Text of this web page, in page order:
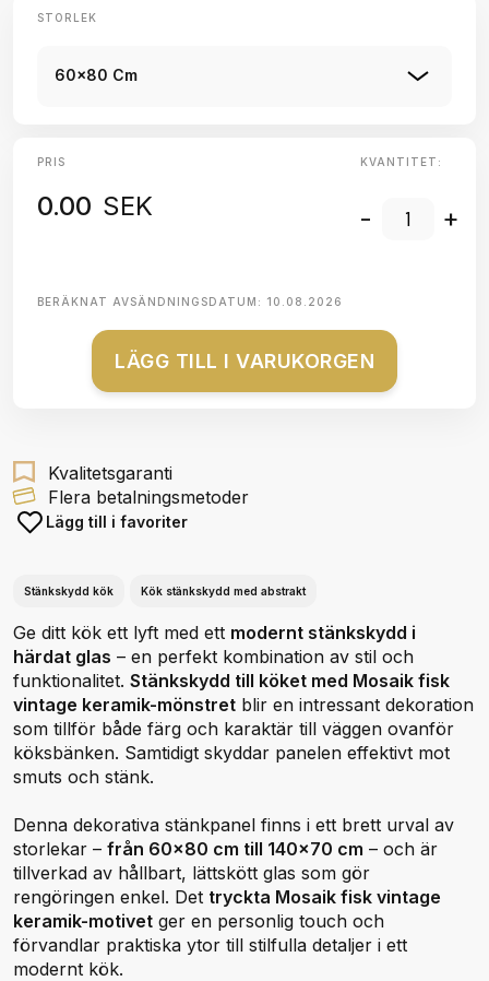
STORLEK
60x80 Cm
PRIS
0.00 SEK
KVANTITET:
- +
BERÄKNAT AVSÄNDNINGSDATUM: 10.08.2026
LÄGG TILL I VARUKORGEN
Kvalitetsgaranti
Flera betalningsmetoder
Lägg till i favoriter
Stänkskydd kök Kök stänkskydd med abstrakt
Ge ditt kök ett lyft med ett modernt stänkskydd i
härdat glas – en perfekt kombination av stil och
funktionalitet. Stänkskydd till köket med Mosaik fisk
vintage keramik-mönstret blir en intressant dekoration
som tillför både färg och karaktär till väggen ovanför
köksbänken. Samtidigt skyddar panelen effektivt mot
smuts och stänk.
Denna dekorativa stänkpanel finns i ett brett urval av
storlekar – från 60x80 cm till 140x70 cm – och är
tillverkad av hållbart, lättskött glas som gör
rengöringen enkel. Det tryckta Mosaik fisk vintage
keramik-motivet ger en personlig touch och
förvandlar praktiska ytor till stilfulla detaljer i ett
modernt kök.